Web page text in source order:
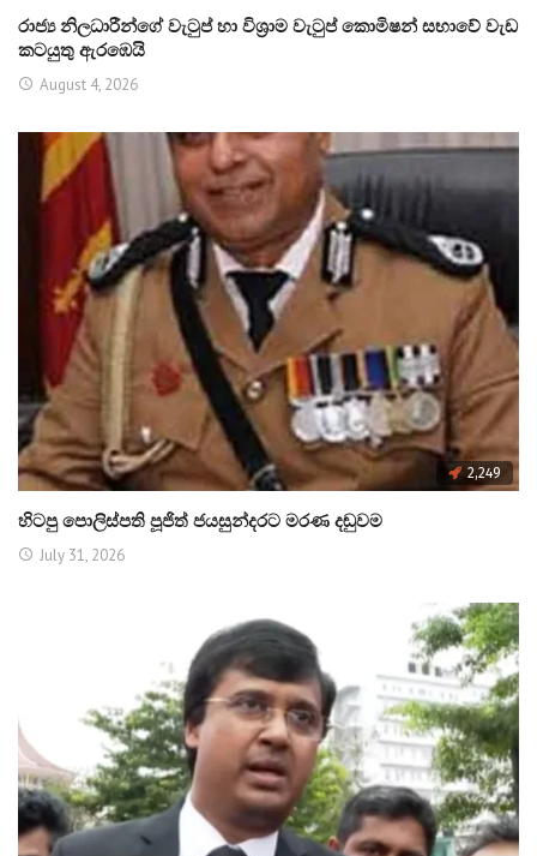
රාජ්‍ය නිලධාරීන්ගේ වැටුප් හා විශ්‍රාම වැටුප් කොමිෂන් සභාවේ වැඩ
කටයුතු ඇරඹෙයි
August 4, 2026
2,249
හිටපු පොලිස්පති පූජිත් ජයසුන්දරට මරණ දඬුවම
July 31, 2026